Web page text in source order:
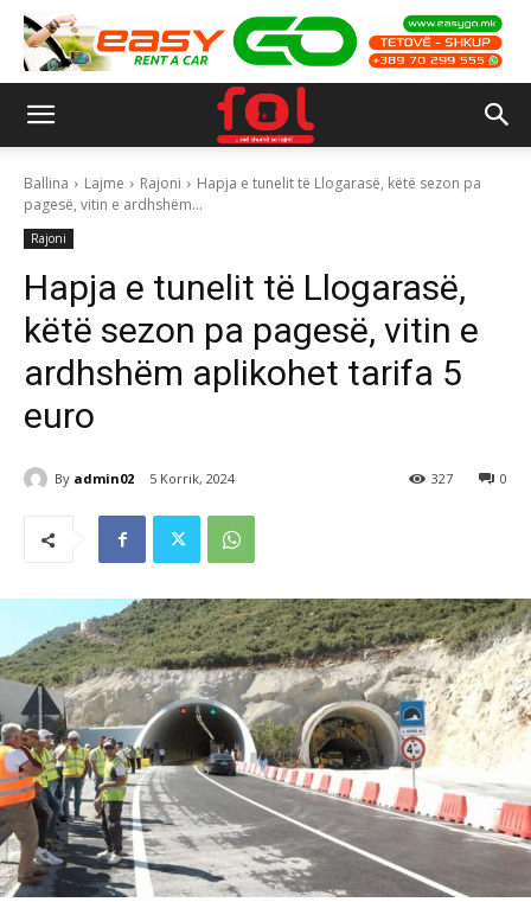
Ballina Lajme Rajoni
Hapja e tunelit të Llogarasë, këtë sezon pa
pagesë, vitin e ardhshëm...
Rajoni
Hapja e tunelit të Llogarasë,
këtë sezon pa pagesë, vitin e
ardhshëm aplikohet tarifa 5
euro
By admin02 5 Korrik, 2024 0
327